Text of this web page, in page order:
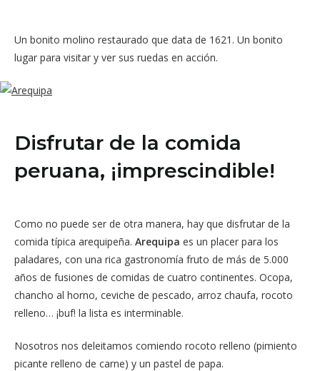
Un bonito molino restaurado que data de 1621. Un bonito
lugar para visitar y ver sus ruedas en acción.
Disfrutar de la comida
peruana, ¡imprescindible!
Como no puede ser de otra manera, hay que disfrutar de la
comida típica arequipeña. Arequipa es un placer para los
paladares, con una rica gastronomía fruto de más de 5.000
años de fusiones de comidas de cuatro continentes. Ocopa,
chancho al horno, ceviche de pescado, arroz chaufa, rocoto
relleno… ¡buf! la lista es interminable.
Nosotros nos deleitamos comiendo rocoto relleno (pimiento
picante relleno de carne) y un pastel de papa.